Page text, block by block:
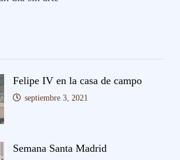
Felipe IV en la casa de campo
septiembre 3, 2021
Semana Santa Madrid